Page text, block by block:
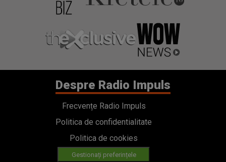
Despre Radio Impuls
Frecvențe Radio Impuls
Politica de confidentialitate
Politica de cookies
Gestionați preferințele